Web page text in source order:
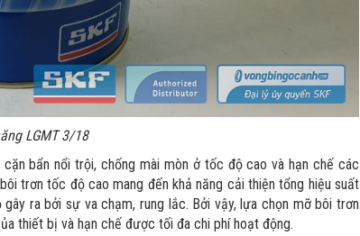
LGMT 3/18
bẩn nổi trội, chống mài mòn ở tốc độ cao và hạn chế các
trơn tốc độ cao mang đến khả năng cải thiện tổng hiệu suất
ra bởi sự va chạm, rung lắc. Bởi vậy, lựa chọn mỡ bôi trơn
thiết bị và hạn chế được tối đa chi phí hoạt động.